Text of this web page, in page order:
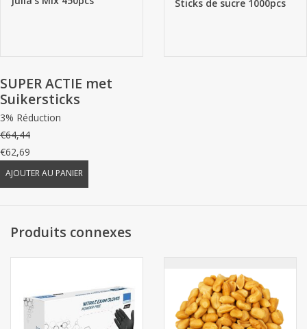
Sticks de sucre 1000pcs
SUPER ACTIE met
Suikersticks
3% Réduction
€64,44
€62,69
AJOUTER AU PANIER
Produits connexes